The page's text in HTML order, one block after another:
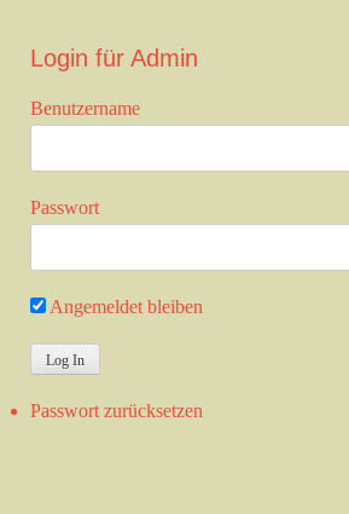
Login für Admin
Benutzername
Passwort
Angemeldet bleiben
Passwort zurücksetzen